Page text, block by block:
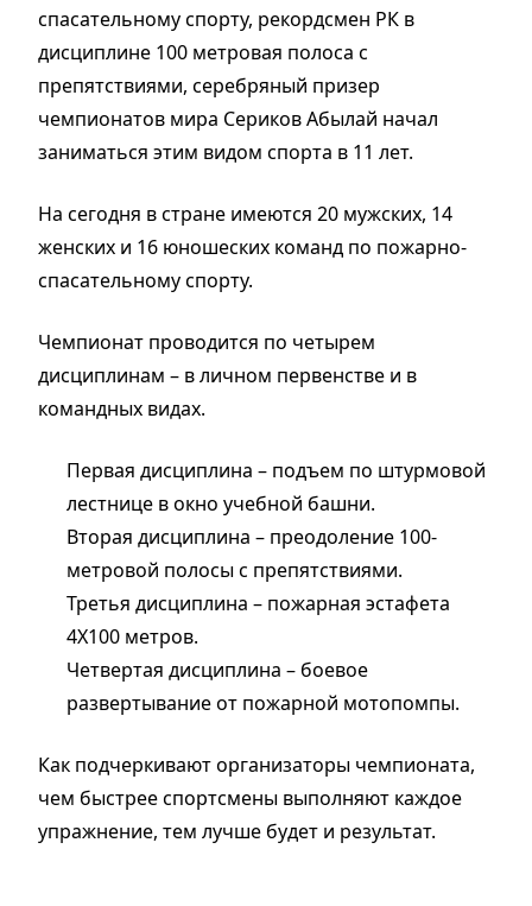
спасательному спорту, рекордсмен РК в
дисциплине 100 метровая полоса с
препятствиями, серебряный призер
чемпионатов мира Сериков Абылай начал
заниматься этим видом спорта в 11 лет.
На сегодня в стране имеются 20 мужских, 14
женских и 16 юношеских команд по пожарно-
спасательному спорту.
Чемпионат проводится по четырем
дисциплинам – в личном первенстве и в
командных видах.
Первая дисциплина – подъем по штурмовой
лестнице в окно учебной башни.
Вторая дисциплина – преодоление 100-
метровой полосы с препятствиями.
Третья дисциплина – пожарная эстафета
4Х100 метров.
Четвертая дисциплина – боевое
развертывание от пожарной мотопомпы.
Как подчеркивают организаторы чемпионата,
чем быстрее спортсмены выполняют каждое
упражнение, тем лучше будет и результат.